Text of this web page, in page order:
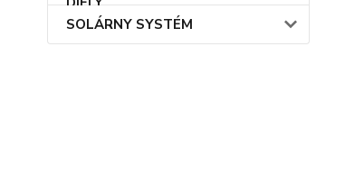
SOLÁRNY SYSTÉM